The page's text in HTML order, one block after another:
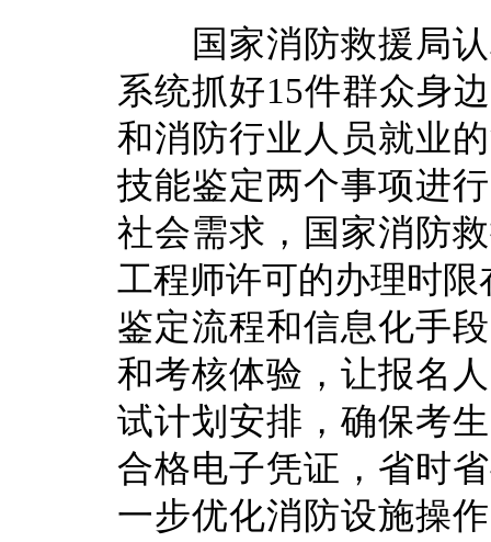
国家消防救援局认
系统抓好15件群众身
和消防行业人员就业
技能鉴定两个事项进
社会需求，国家消防
工程师许可的办理时
鉴定流程和信息化手
和考核体验，让报名
试计划安排，确保考
合格电子凭证，省时
一步优化消防设施操